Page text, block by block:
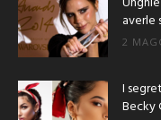
2
I
Becky